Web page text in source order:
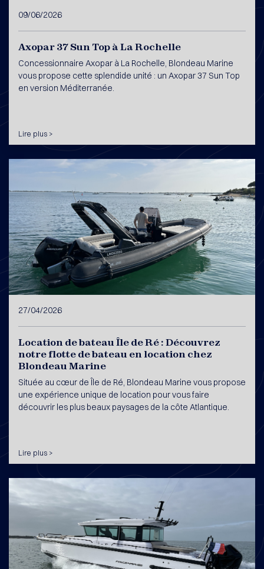
09/06/2026
Axopar 37 Sun Top à La Rochelle
Concessionnaire Axopar à La Rochelle, Blondeau Marine
vous propose cette splendide unité : un Axopar 37 Sun Top
en version Méditerranée.
Lire plus >
27/04/2026
Location de bateau Île de Ré : Découvrez
notre flotte de bateau en location chez
Blondeau Marine
Située au cœur de Île de Ré, Blondeau Marine vous propose
une expérience unique de location pour vous faire
découvrir les plus beaux paysages de la côte Atlantique.
Lire plus >